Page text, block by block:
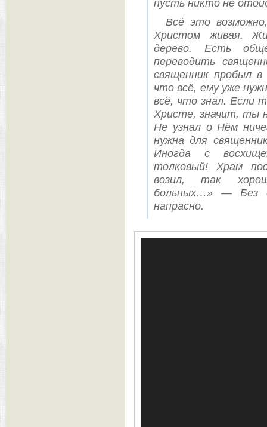
пусть никто не
Всё это
Христом живая.
дерево. Есть
переводить
священник пробыл
что всё, ему уже
всё, что знал. Если
Христе, значит, ты
Не узнал о Нём
нужна для
Иногда с
толковый! Храм
возил, так
больных…» — Без
напрасно.